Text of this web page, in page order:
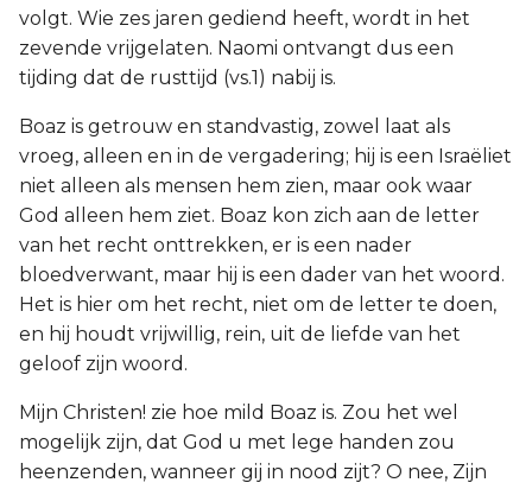
volgt. Wie zes jaren gediend heeft, wordt in het
zevende vrijgelaten. Naomi ontvangt dus een
tijding dat de rusttijd (vs.1) nabij is.
Boaz is getrouw en standvastig, zowel laat als
vroeg, alleen en in de vergadering; hij is een Israëliet
niet alleen als mensen hem zien, maar ook waar
God alleen hem ziet. Boaz kon zich aan de letter
van het recht onttrekken, er is een nader
bloedverwant, maar hij is een dader van het woord.
Het is hier om het recht, niet om de letter te doen,
en hij houdt vrijwillig, rein, uit de liefde van het
geloof zijn woord.
Mijn Christen! zie hoe mild Boaz is. Zou het wel
mogelijk zijn, dat God u met lege handen zou
heenzenden, wanneer gij in nood zijt? O nee, Zijn